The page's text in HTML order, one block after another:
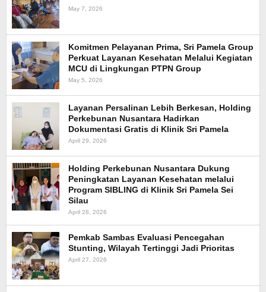
May 7, 2026
Komitmen Pelayanan Prima, Sri Pamela Group
Perkuat Layanan Kesehatan Melalui Kegiatan
MCU di Lingkungan PTPN Group
May 5, 2026
Layanan Persalinan Lebih Berkesan, Holding
Perkebunan Nusantara Hadirkan
Dokumentasi Gratis di Klinik Sri Pamela
April 29, 2026
Holding Perkebunan Nusantara Dukung
Peningkatan Layanan Kesehatan melalui
Program SIBLING di Klinik Sri Pamela Sei
Silau
April 28, 2026
Pemkab Sambas Evaluasi Pencegahan
Stunting, Wilayah Tertinggi Jadi Prioritas
April 27, 2026